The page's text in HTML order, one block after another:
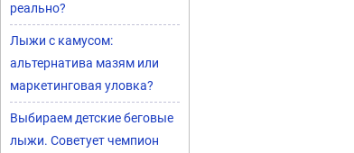
реально?
Лыжи с камусом:
альтернатива мазям или
маркетинговая уловка?
Выбираем детские беговые
лыжи. Советует чемпион